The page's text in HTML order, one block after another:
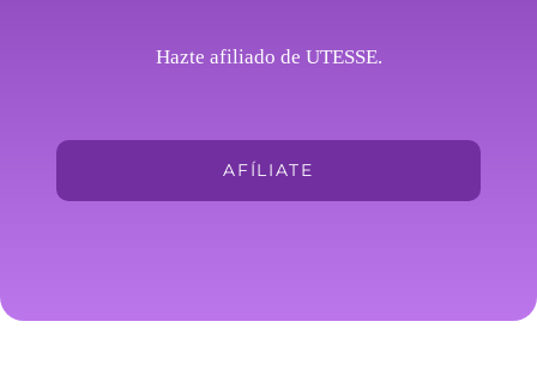
Hazte afiliado de UTESSE.
AFÍLIATE